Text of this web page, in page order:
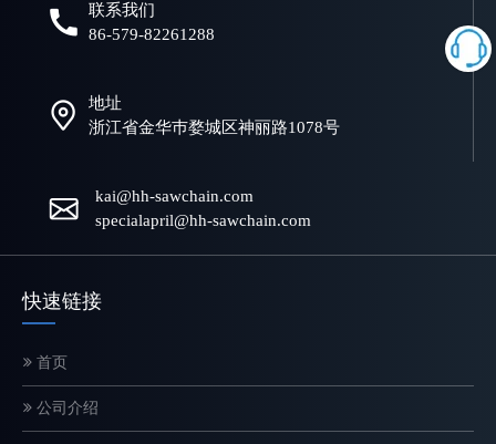
联系我们
86-579-82261288
地址
浙江省金华巿婺城区神丽路1078号
kai@hh-sawchain.com
specialapril@hh-sawchain.com
快速链接
首页
公司介绍